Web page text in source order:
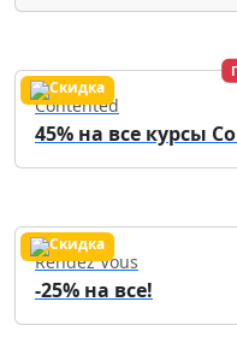
Contented
45% на все курсы
Rendez Vous
-25% на все!